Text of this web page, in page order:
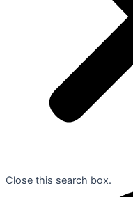
Close this search box.